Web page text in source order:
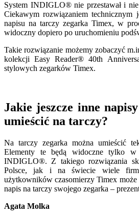
System INDIGLO® nie przestawał i nie
Ciekawym rozwiązaniem technicznym
napisu na tarczy zegarka Timex, w
widoczny dopiero po uruchomieniu
Takie rozwiązanie możemy zobaczyć
kolekcji Easy Reader® 40th
stylowych zegarków Timex.
Jakie jeszcze inne
umieścić na tarczy?
Na tarczy zegarka można umieścić
Elementy te będą widoczne tylko w
INDIGLO®. Z takiego rozwiązania
Polsce, jak i na świecie wiele
użytkowników czasomierzy Timex
napis na tarczy swojego zegarka –
Agata Molka